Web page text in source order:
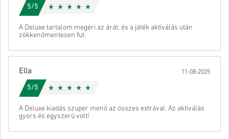
5/5
A Deluxe tartalom megéri az árát, és a játék aktiválás után
zökkenőmentesen fut.
Ella 11-08-2025
5/5
A Deluxe kiadás szuper menő az összes extrával. Az aktiválás
gyors és egyszerű volt!